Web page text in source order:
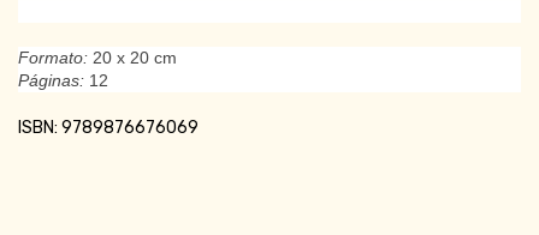
Formato: 20 x 20 cm
Páginas: 12
ISBN: 9789876676069